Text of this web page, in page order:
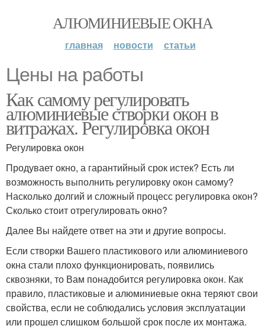
АЛЮМИНИЕВЫЕ ОКНА
главная новости статьи
Цены на работы
Как самому регулировать
алюминиевые створки окон в
витражах. Регулировка окон
Регулировка окон
Продувает окно, а гарантийный срок истек? Есть ли
возможность выполнить регулировку окон самому?
Насколько долгий и сложный процесс регулировка окон?
Сколько стоит отрегулировать окно?
Далее Вы найдете ответ на эти и другие вопросы.
Если створки Вашего пластикового или алюминиевого
окна стали плохо функционировать, появились
сквозняки, то Вам понадобится регулировка окон. Как
правило, пластиковые и алюминиевые окна теряют свои
свойства, если не соблюдались условия эксплуатации
или прошел слишком большой срок после их монтажа.